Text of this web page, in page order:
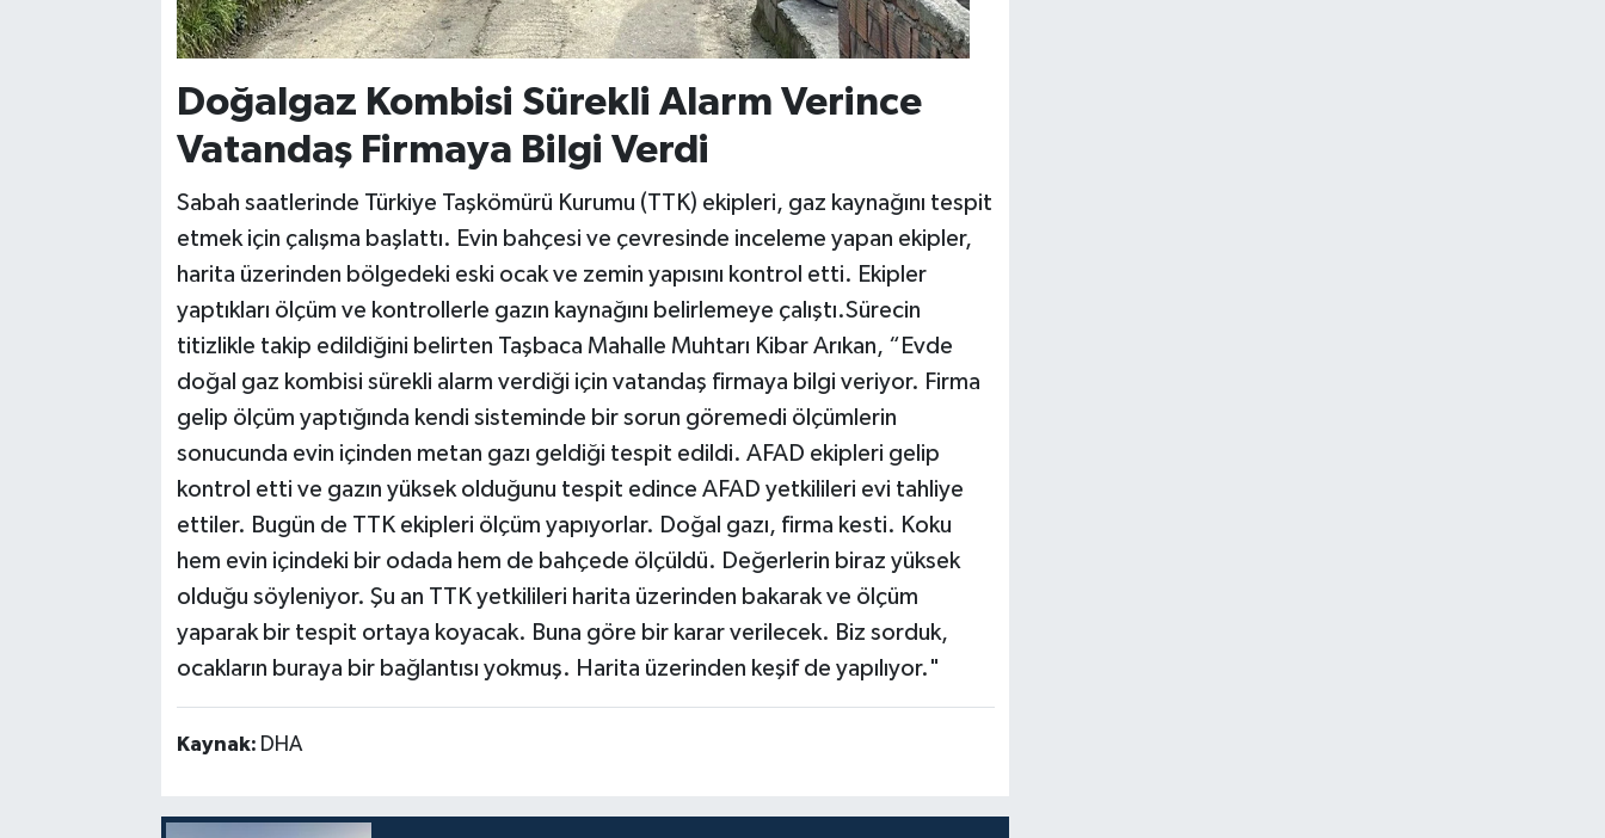
Doğalgaz Kombisi Sürekli Alarm Verince
Vatandaş Firmaya Bilgi Verdi
Sabah saatlerinde Türkiye Taşkömürü Kurumu (TTK) ekipleri, gaz kaynağını tespit
etmek için çalışma başlattı. Evin bahçesi ve çevresinde inceleme yapan ekipler,
harita üzerinden bölgedeki eski ocak ve zemin yapısını kontrol etti. Ekipler
yaptıkları ölçüm ve kontrollerle gazın kaynağını belirlemeye çalıştı.Sürecin
titizlikle takip edildiğini belirten Taşbaca Mahalle Muhtarı Kibar Arıkan, “Evde
doğal gaz kombisi sürekli alarm verdiği için vatandaş firmaya bilgi veriyor. Firma
gelip ölçüm yaptığında kendi sisteminde bir sorun göremedi ölçümlerin
sonucunda evin içinden metan gazı geldiği tespit edildi. AFAD ekipleri gelip
kontrol etti ve gazın yüksek olduğunu tespit edince AFAD yetkilileri evi tahliye
ettiler. Bugün de TTK ekipleri ölçüm yapıyorlar. Doğal gazı, firma kesti. Koku
hem evin içindeki bir odada hem de bahçede ölçüldü. Değerlerin biraz yüksek
olduğu söyleniyor. Şu an TTK yetkilileri harita üzerinden bakarak ve ölçüm
yaparak bir tespit ortaya koyacak. Buna göre bir karar verilecek. Biz sorduk,
ocakların buraya bir bağlantısı yokmuş. Harita üzerinden keşif de yapılıyor."
Kaynak: DHA